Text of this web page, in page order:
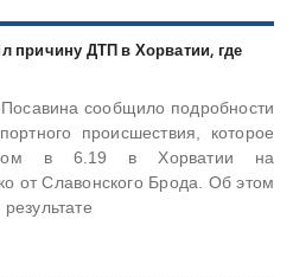
причину ДТП в Хорватии, где
сообщило подробности
происшествия, которое
в 6.19 в Хорватии на
от Славонского Брода. Об этом